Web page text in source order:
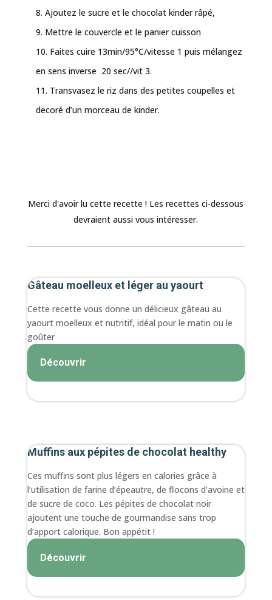
Ajoutez le sucre et le chocolat kinder râpé,
Mettre le couvercle et le panier cuisson
Faites cuire 13min/95°C/vitesse 1 puis mélangez
en sens inverse 20 sec//vit 3.
Transvasez le riz dans des petites coupelles et
decoré d’un morceau de kinder.
Merci d'avoir lu cette recette ! Les recettes ci-dessous
devraient aussi vous intéresser.
Gâteau moelleux et léger au yaourt
Cette recette vous donne un délicieux gâteau au
yaourt moelleux et nutritif, idéal pour le matin ou le
goûter
Découvrir
Muffins aux pépites de chocolat healthy
Ces muffins sont plus légers en calories grâce à
l’utilisation de farine d’épeautre, de flocons d’avoine et
de sucre de coco. Les pépites de chocolat noir
ajoutent une touche de gourmandise sans trop
d’apport calorique. Bon appétit !
Découvrir